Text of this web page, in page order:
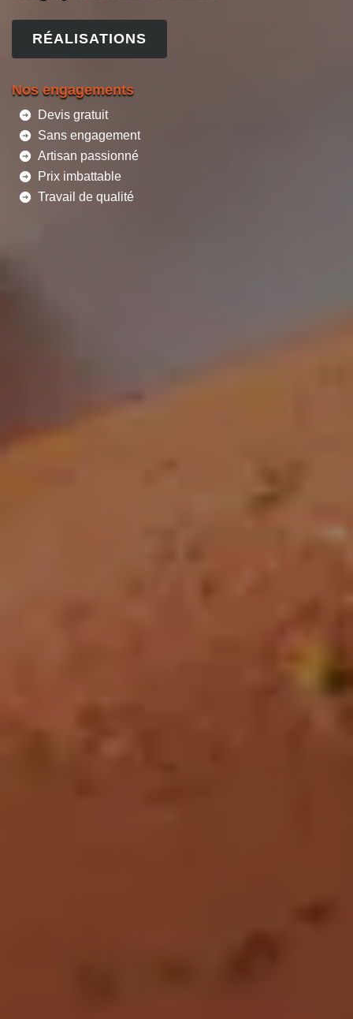
RÉALISATIONS
Nos engagements
Devis gratuit
Sans engagement
Artisan passionné
Prix imbattable
Travail de qualité